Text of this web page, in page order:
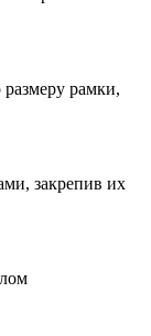
рамки,
закрепив их